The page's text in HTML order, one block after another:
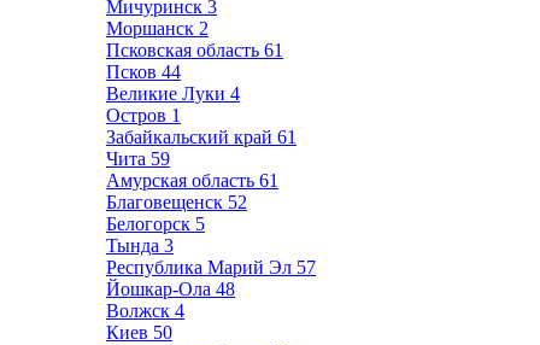
Мичуринск 3
Моршанск 2
Псковская область 61
Псков 44
Великие Луки 4
Остров 1
Забайкальский край 61
Чита 59
Амурская область 61
Благовещенск 52
Белогорск 5
Тында 3
Республика Марий Эл 57
Йошкар-Ола 48
Волжск 4
Киев 50